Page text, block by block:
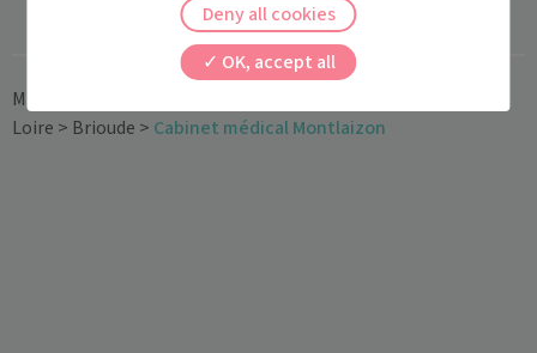
Maiia
Loire > Brioude > Cabinet médical Montlaizon
OK, accept all
Deny all cookies